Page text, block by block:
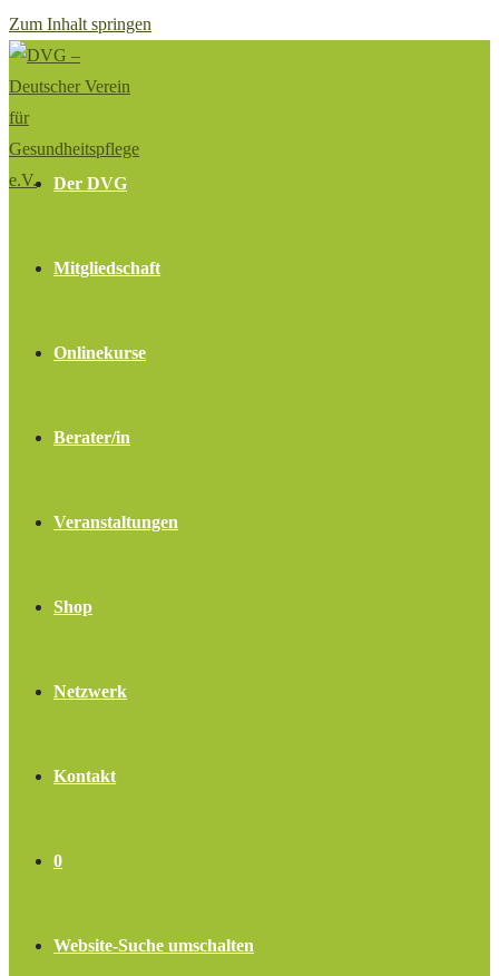
Zum Inhalt springen
Der DVG
Mitgliedschaft
Onlinekurse
Berater/in
Veranstaltungen
Shop
Netzwerk
Kontakt
0
Website-Suche umschalten